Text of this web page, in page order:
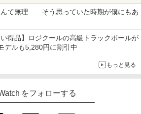
んて無理……そう思っていた時期が僕にもあ
い得品】ロジクールの高級トラックボールが
デルも5,280円に割引中
もっと見る
をフォローする